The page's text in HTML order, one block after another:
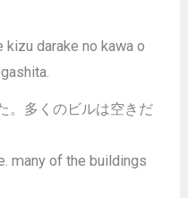
kizu darake no kawa o
。多くのビルは空きだ
many of the buildings